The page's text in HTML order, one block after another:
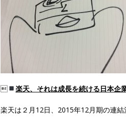
 楽天、それは成長を続ける日本企
楽天は２月12日、2015年12月期の連結